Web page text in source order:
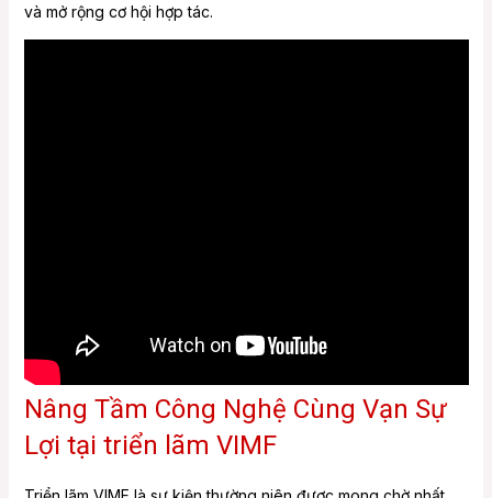
và mở rộng cơ hội hợp tác.
Nâng Tầm Công Nghệ Cùng Vạn Sự
Lợi tại triển lãm VIMF